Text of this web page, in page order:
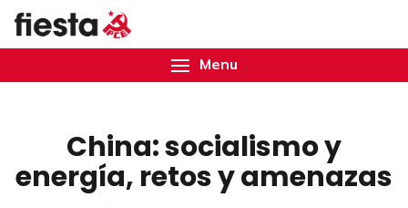
Menu
China: socialismo y
energía, retos y amenazas